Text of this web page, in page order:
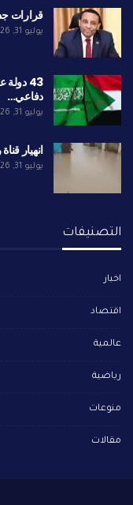
قرارات
يوليو 31, 2026
43
دفاعي…
يوليو 31, 2026
انهيار
يوليو 31, 2026
التصنيفات
اخبار
اقتصاد
عالمية
رياضية
منوعات
مقالات